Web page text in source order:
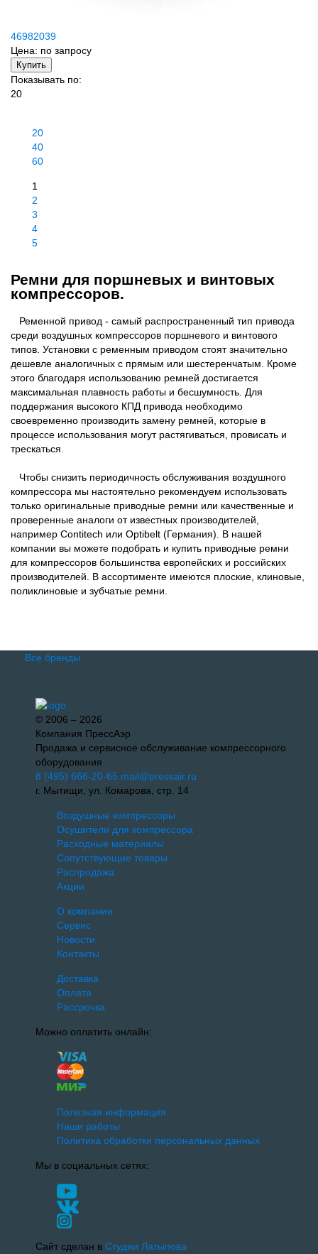
46982039
Цена: по запросу
Купить
Показывать по:
20
20
40
60
1
2
3
4
5
Ремни для поршневых и винтовых
компрессоров.
Ременной привод - самый распространенный тип привода
среди воздушных компрессоров поршневого и винтового
типов. Установки с ременным приводом стоят значительно
дешевле аналогичных с прямым или шестеренчатым. Кроме
этого благодаря использованию ремней достигается
максимальная плавность работы и бесшумность. Для
поддержания высокого КПД привода необходимо
своевременно производить замену ремней, которые в
процессе использования могут растягиваться, провисать и
трескаться.
Чтобы снизить периодичность обслуживания воздушного
компрессора мы настоятельно рекомендуем использовать
только оригинальные приводные ремни или качественные и
проверенные аналоги от известных производителей,
например Contitech или Optibelt (Германия). В нашей
компании вы можете подобрать и купить приводные ремни
для компрессоров большинства европейских и российских
производителей. В ассортименте имеются плоские, клиновые,
поликлиновые и зубчатые ремни.
Все бренды
© 2006 – 2026
Компания ПрессАэр
Продажа и сервисное обслуживание компрессорного
оборудования
8 (495) 666-20-65 mail@pressair.ru
г. Мытищи, ул. Комарова, стр. 14
Воздушные компрессоры
Осушители для компрессора
Расходные материалы
Сопутствующие товары
Распродажа
Акции
О компании
Сервис
Новости
Контакты
Доставка
Оплата
Рассрочка
Можно оплатить онлайн:
Полезная информация
Наши работы
Политика обработки персональных данных
Мы в социальных сетях:
Сайт сделан в Студии Латыпова